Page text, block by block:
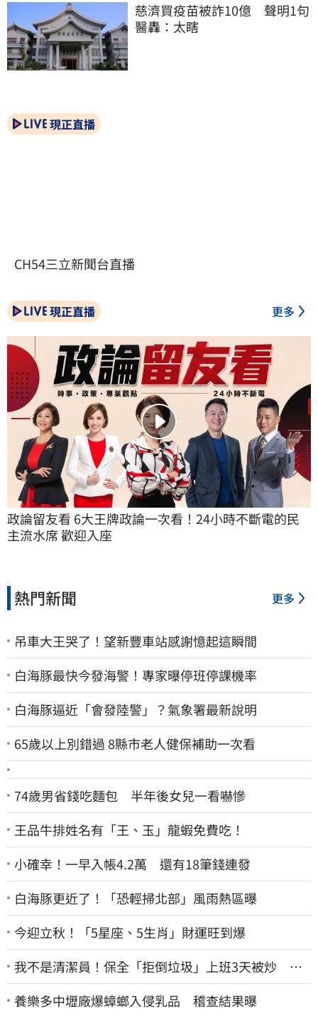
慈濟買疫苗被詐10億　聲明1句
醫轟：太瞎
現正直播
CH54三立新聞台直播
現正直播 更多
政論留友看 6大王牌政論一次看！24小時不斷電的民
主流水席 歡迎入座
熱門新聞 更多
吊車大王哭了！望新豐車站感謝憶起這瞬間
白海豚最快今發海警！專家曝停班停課機率
白海豚逼近「會發陸警」？氣象署最新說明
65歲以上別錯過 8縣市老人健保補助一次看
74歲男省錢吃麵包 半年後女兒一看嚇慘
王品牛排姓名有「王、玉」龍蝦免費吃！
小確幸！一早入帳4.2萬 還有18筆錢連發
白海豚更近了！「恐輕掃北部」風雨熱區曝
今迎立秋！「5星座、5生肖」財運旺到爆
我不是清潔員！保全「拒倒垃圾」上班3天被炒 找
法院討公道結果出爐
養樂多中壢廠爆蟑螂入侵乳品 稽查結果曝